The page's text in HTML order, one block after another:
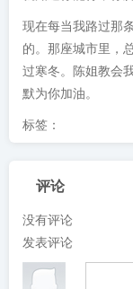
现在每当我路过那
的。那座城市里，
过寒冬。陈姐教会
默为你加油。
标签：
评论
没有评论
发表评论